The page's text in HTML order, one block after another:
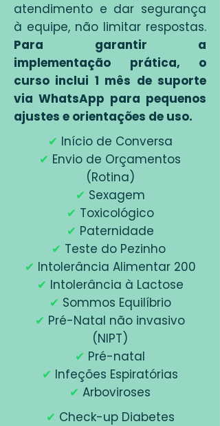
atendimento e dar segurança
à equipe, não limitar respostas.
Para garantir a
implementação prática, o
curso inclui 1 mês de suporte
via WhatsApp para pequenos
ajustes e orientações de uso.
✔ Início de Conversa
✔ Envio de Orçamentos
(Rotina)
✔ Sexagem
✔ Toxicológico
✔ Paternidade
✔ Teste do Pezinho
✔ Intolerância Alimentar 200
✔ Intolerância à Lactose
✔ Sommos Equilíbrio
✔ Pré-Natal não invasivo
(NIPT)
✔ Pré-natal
✔ Infeções Espiratórias
✔ Arboviroses
✔ Check-up Diabetes